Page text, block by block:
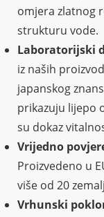
omjera zlatnog
strukturu vode.
Laboratorijski
iz naših
japanskog
prikazuju lijepo
su dokaz
Vrijedno
Proizvedeno u
više od 20
Vrhunski